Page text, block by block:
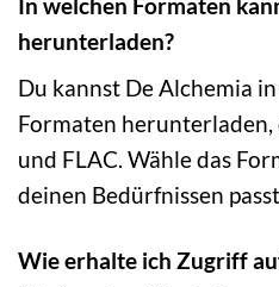
herunterladen?
Du kannst De Alchemia
Formaten
und FLAC. Wähle das
deinen Bedürfnissen
Wie erhalte ich Zugriff